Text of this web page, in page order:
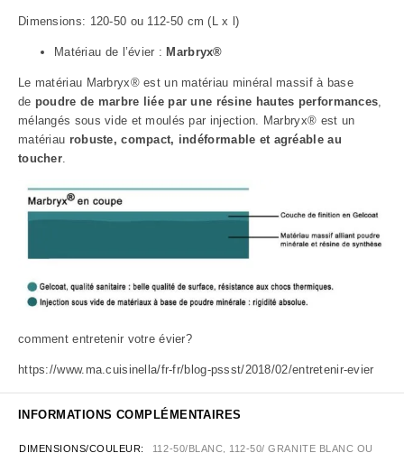
Dimensions: 120-50 ou 112-50 cm (L x l)
Matériau de l’évier : Marbryx®
Le matériau Marbryx® est un matériau minéral massif à base
de poudre de marbre liée par une résine hautes performances,
mélangés sous vide et moulés par injection. Marbryx® est un
matériau robuste, compact, indéformable et agréable au
toucher.
comment entretenir votre évier?
https://www.ma.cuisinella/fr-fr/blog-pssst/2018/02/entretenir-evier
INFORMATIONS COMPLÉMENTAIRES
DIMENSIONS/COULEUR 112-50/BLANC, 112-50/ GRANITE BLANC OU